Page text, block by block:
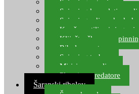
Spinning setovi
Spinning kompleti
Spinning udice,
Kopče, vrtilice i ringovi
Kliješta, škare za
Ribolov pastrve
Spinning torbe
Mirisi za varalice
Plovci za predatore
Šaranski ribolov